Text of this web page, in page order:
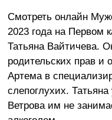
Смотреть онлайн
2023 года на Первом
Татьяна Вайтичева.
родительских прав и
Артема в
слепоглухих.
Ветрова им не